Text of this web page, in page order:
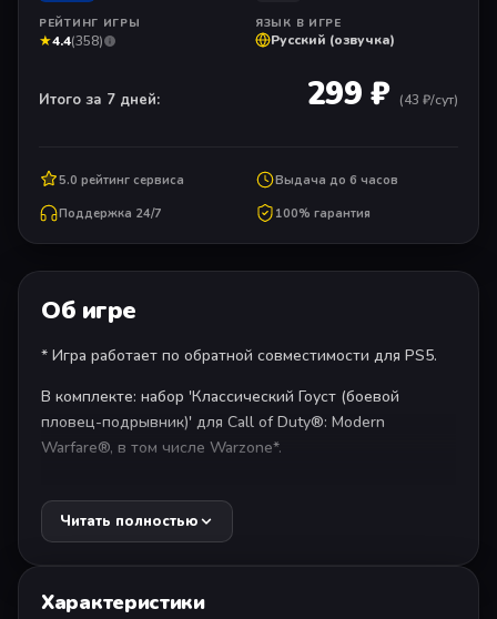
РЕЙТИНГ ИГРЫ
★4.4(358)
ЯЗЫК В ИГРЕ
Русский (озвучка)
Итого за 7 дней: 299 ₽ (43 ₽/сут)
5.0 рейтинг сервиса
Выдача до 6 часов
Поддержка 24/7
100% гарантия
Об игре
* Игра работает по обратной совместимости для PS5.
В комплекте: набор 'Классический Гоуст (боевой
пловец-подрывник)' для Call of Duty®: Modern
Warfare®, в том числе Warzone*.
Кампания Call of Duty®: Modern Warfare® 2 получила
улучшенные текстуры, анимации, реалистичную
физическую модель, расширенный динамический
нового поколения.
Читать полностью
Характеристики